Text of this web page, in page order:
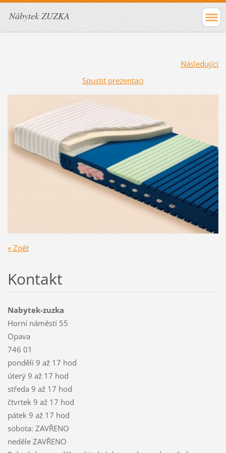
Nábytek ZUZKA
Následující
Spustit prezentaci
« Zpět
Kontakt
Nabytek-zuzka
Horní náměstí 55
Opava
746 01
pondělí 9 až 17 hod
úterý 9 až 17 hod
středa 9 až 17 hod
čtvrtek 9 až 17 hod
pátek 9 až 17 hod
sobota: ZAVŘENO
neděle ZAVŘENO